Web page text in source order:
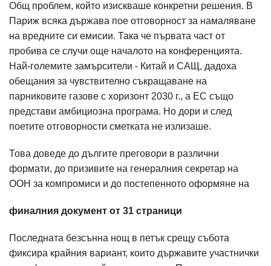
Общ проблем, който изискваше конкретни решения. В
Париж всяка държава пое отговорност за намаляване
на вредните си емисии. Така че първата част от
пробива се случи още началото на конференцията.
Най-големите замърсители - Китай и САЩ, дадоха
обещания за чувствително съкращаване на
парниковите газове с хоризонт 2030 г., а ЕС също
представи амбициозна програма. Но дори и след
поетите отговорности сметката не излизаше.
Това доведе до дългите преговори в различни
формати, до призивите на генералния секретар на
ООН за компромиси и до постепенното оформяне на
финалния документ от 31 страници
Последната безсънна нощ в петък срещу събота
фиксира крайния вариант, които държавите участнички